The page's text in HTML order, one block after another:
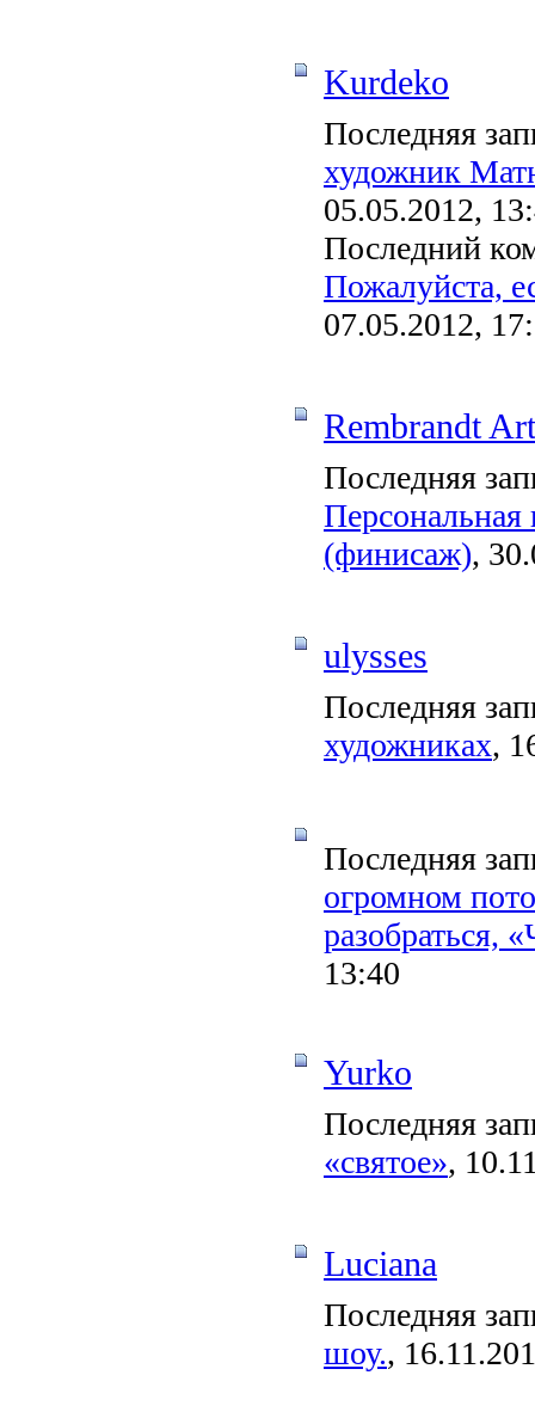
Kurdeko
Последняя
художник
05.05.2012,
Последний
Пожалуйста,
07.05.2012,
Rembrandt Art
Последняя
Персональная
(финисаж),
ulysses
Последняя
художниках,
Последняя
огромном
разобраться,
13:40
Yurko
Последняя
«святое»,
Luciana
Последняя
шоу.,